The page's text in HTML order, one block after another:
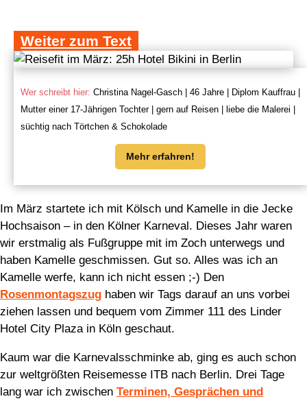
Weiter zum Text
Wer schreibt hier: Christina Nagel-Gasch | 46 Jahre | Diplom Kauffrau |
Mutter einer 17-Jährigen Tochter | gern auf Reisen | liebe die Malerei |
süchtig nach Törtchen & Schokolade
Mehr erfahren!
Im März startete ich mit Kölsch und Kamelle in die Jecke
Hochsaison – in den Kölner Karneval. Dieses Jahr waren
wir erstmalig als Fußgruppe mit im Zoch unterwegs und
haben Kamelle geschmissen. Gut so. Alles was ich an
Kamelle werfe, kann ich nicht essen ;-) Den
Rosenmontagszug haben wir Tags darauf an uns vorbei
ziehen lassen und bequem vom Zimmer 111 des Linder
Hotel City Plaza in Köln geschaut.
Kaum war die Karnevalsschminke ab, ging es auch schon
zur weltgrößten Reisemesse ITB nach Berlin. Drei Tage
lang war ich zwischen Terminen, Gesprächen und